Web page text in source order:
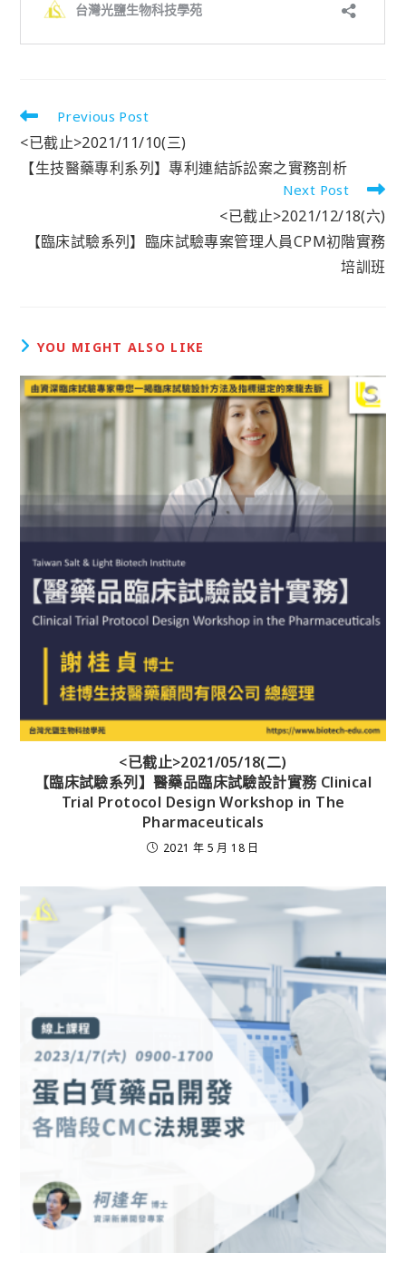
Previous Post
<已截止>2021/11/10(三)
【生技醫藥專利系列】專利連結訴訟案之實務剖析
Next Post
<已截止>2021/12/18(六)
【臨床試驗系列】臨床試驗專案管理人員CPM初階實務
培訓班
YOU MIGHT ALSO LIKE
<已截止>2021/05/18(二)
【臨床試驗系列】醫藥品臨床試驗設計實務 Clinical
Trial Protocol Design Workshop in The
Pharmaceuticals
2021 年 5 月 18 日